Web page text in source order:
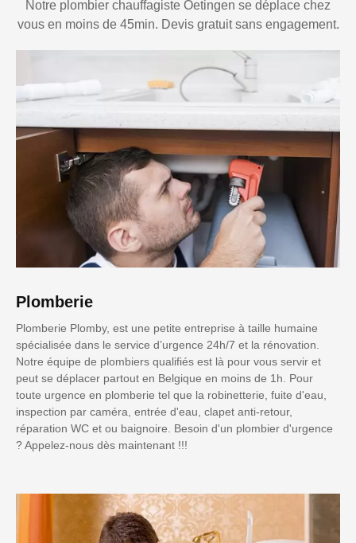
Notre plombier chauffagiste Oetingen se déplace chez
vous en moins de 45min. Devis gratuit sans engagement.
Plomberie
Plomberie Plomby, est une petite entreprise à taille humaine
spécialisée dans le service d’urgence 24h/7 et la rénovation.
Notre équipe de plombiers qualifiés est là pour vous servir et
peut se déplacer partout en Belgique en moins de 1h. Pour
toute urgence en plomberie tel que la robinetterie, fuite d'eau,
inspection par caméra, entrée d'eau, clapet anti-retour,
réparation WC et ou baignoire. Besoin d'un plombier d'urgence
? Appelez-nous dès maintenant !!!